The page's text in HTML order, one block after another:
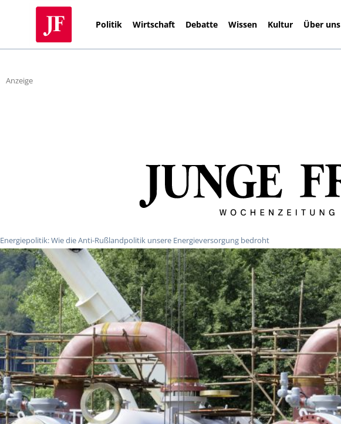
Politik Wirtschaft Debatte Wissen Kultur Über uns
Anzeige
Energiepolitik: Wie die Anti-Rußlandpolitik unsere Energieversorgung bedroht